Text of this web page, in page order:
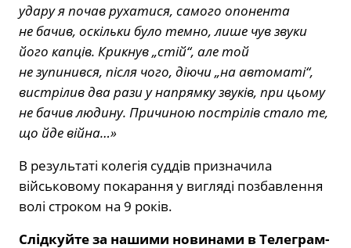
удару я почав рухатися, самого опонента
не бачив, оскільки було темно, лише чув звуки
його капців. Крикнув „стій“, але той
не зупинився, після чого, діючи „на автоматі“,
вистрілив два рази у напрямку звуків, при цьому
не бачив людину. Причиною пострілів стало те,
що йде війна…»
В результаті колегія суддів призначила
військовому покарання у вигляді позбавлення
волі строком на 9 років.
Слідкуйте за нашими новинами в Телеграм-